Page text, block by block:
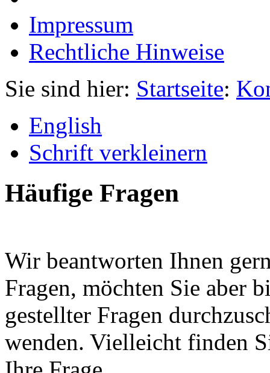
Impressum
Rechtliche Hinweise
Sie sind hier: Startseite:
English
Schrift verkleinern
Häufige Fragen
Wir beantworten Ihnen
Fragen, möchten Sie aber
gestellter Fragen
wenden. Vielleicht finden